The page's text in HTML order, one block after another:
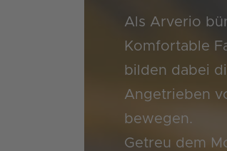
Als Arverio
Komfortable
bilden dabei
Angetrieben
bewegen.
Getreu dem